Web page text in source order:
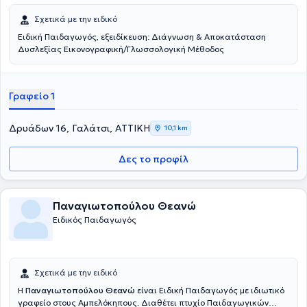
Σχετικά με την ειδικό
Ειδική Παιδαγωγός, εξειδίκευση: Διάγνωση & Αποκατάσταση
Δυσλεξίας Εικονογραφική/Γλωσσολογική Μέθοδος
Γραφείο 1
Δρυάδων 16, Γαλάτσι, ΑΤΤΙΚΗ 10,1 km
Δες το προφίλ
Παναγιωτοπούλου Θεανώ
Ειδικός Παιδαγωγός
Σχετικά με την ειδικό
Η Παναγιωτοπούλου Θεανώ είναι Ειδική Παιδαγωγός με ιδιωτικό
γραφείο στους Αμπελόκηπους. Διαθέτει πτυχίο Παιδαγωγικών